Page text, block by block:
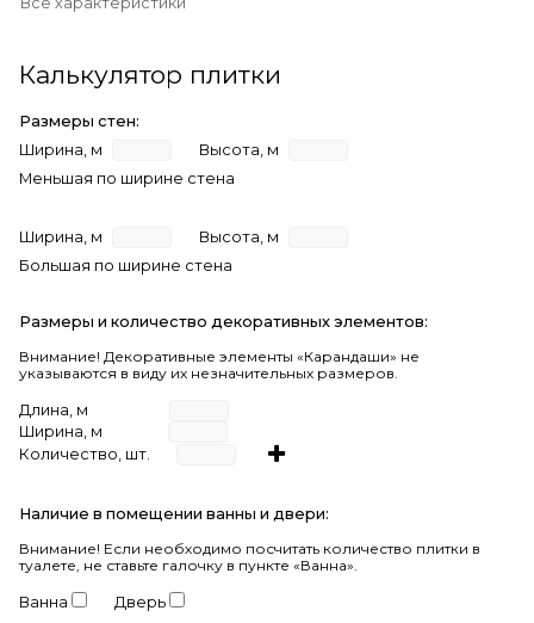
Калькулятор плитки
Размеры стен:
Ширина, м
Высота, м
Меньшая по ширине стена
Ширина, м
Высота, м
Большая по ширине стена
Размеры и количество декоративных элементов:
Внимание! Декоративные элементы «Карандаши» не
указываются в виду их незначительных размеров.
Длина, м
Ширина, м
Количество, шт.
Наличие в помещении ванны и двери:
Внимание! Если необходимо посчитать количество плитки в
туалете, не ставьте галочку в пункте «Ванна».
Ванна Дверь